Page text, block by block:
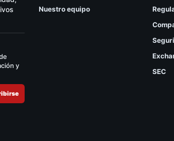
y
Nuestro equipo
SEC